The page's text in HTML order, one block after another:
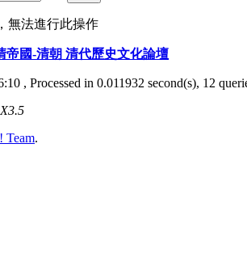
無法進行此操作
帝國-清朝 清代歷史文化論壇
, Processed in 0.011932 second(s), 12
X3.5
Team.